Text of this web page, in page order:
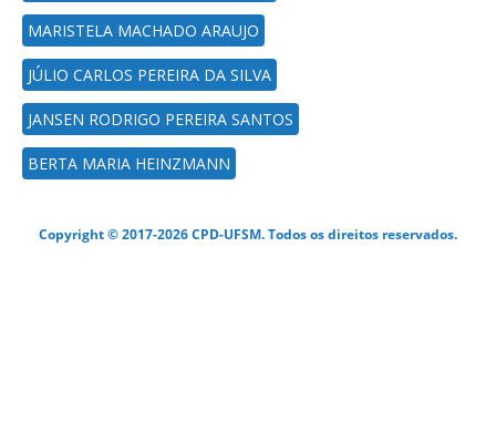
MARISTELA MACHADO ARAUJO
JÚLIO CARLOS PEREIRA DA SILVA
JANSEN RODRIGO PEREIRA SANTOS
BERTA MARIA HEINZMANN
Copyright © 2017-2026 CPD-UFSM. Todos os direitos reservados.